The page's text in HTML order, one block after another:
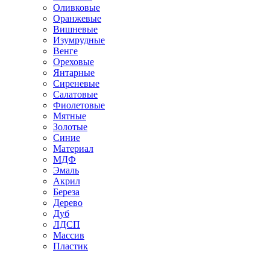
Оливковые
Оранжевые
Вишневые
Изумрудные
Венге
Ореховые
Янтарные
Сиреневые
Салатовые
Фиолетовые
Мятные
Золотые
Синие
Материал
МДФ
Эмаль
Акрил
Береза
Дерево
Дуб
ЛДСП
Массив
Пластик